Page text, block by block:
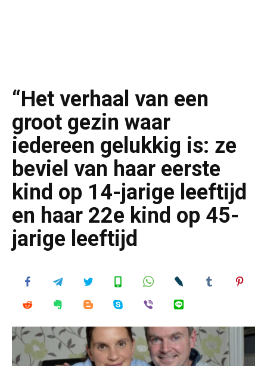
“Het verhaal van een
groot gezin waar
iedereen gelukkig is: ze
beviel van haar eerste
kind op 14-jarige leeftijd
en haar 22e kind op 45-
jarige leeftijd